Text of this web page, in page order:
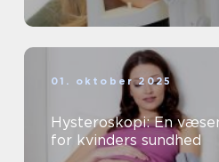
01. oktober 2025
Hysteroskopi: En
for kvinders sundhed